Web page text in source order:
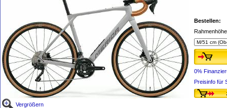
Vergrößern
Bestellen:
0%
Preisinfo für